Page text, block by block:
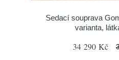
Sedací souprava
varianta,
34 290 Kč